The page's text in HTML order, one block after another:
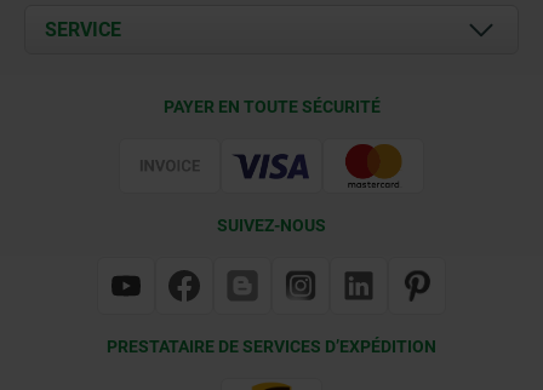
Contact
Documents
SERVICE
PAYER EN TOUTE SÉCURITÉ
SUIVEZ-NOUS
PRESTATAIRE DE SERVICES D’EXPÉDITION